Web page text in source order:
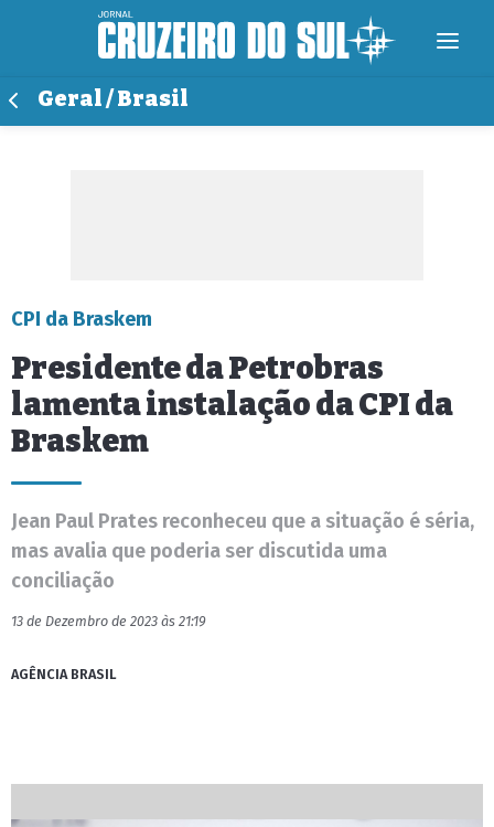
Geral / Brasil
CPI da Braskem
Presidente da Petrobras
lamenta instalação da CPI da
Braskem
Jean Paul Prates reconheceu que a situação é séria,
mas avalia que poderia ser discutida uma
conciliação
13 de Dezembro de 2023 às 21:19
AGÊNCIA BRASIL